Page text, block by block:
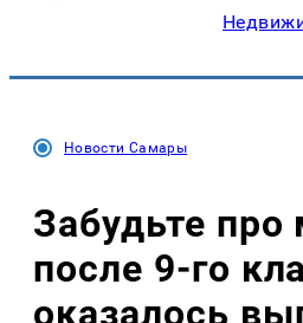
Новости Самары
Забудьте про
после 9-го
оказалось